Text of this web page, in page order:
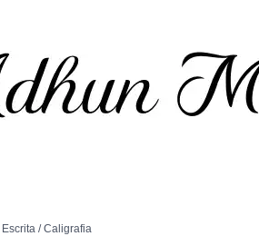
Escrita /Caligrafia